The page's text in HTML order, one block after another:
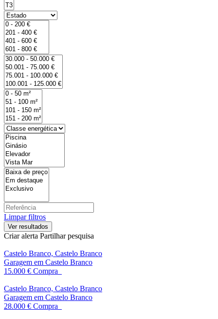
Limpar filtros
Criar alerta Partilhar pesquisa
Castelo Branco, Castelo Branco
Garagem em Castelo Branco
15.000 € Compra
Castelo Branco, Castelo Branco
Garagem em Castelo Branco
28.000 € Compra